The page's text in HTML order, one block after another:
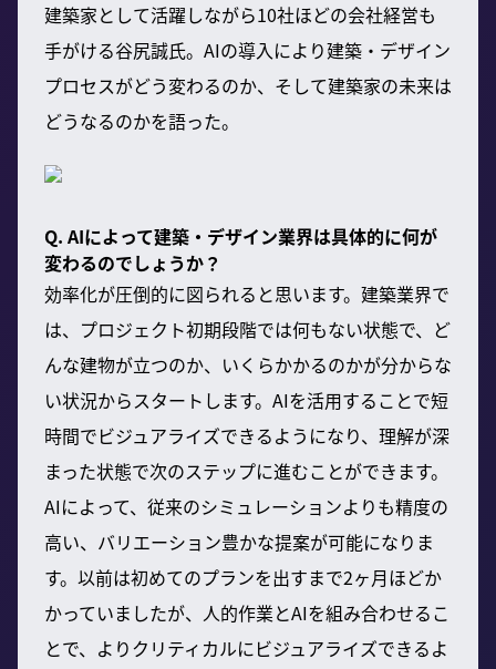
建築家として活躍しながら10社ほどの会社経営も
手がける谷尻誠氏。AIの導入により建築・デザイン
プロセスがどう変わるのか、そして建築家の未来は
どうなるのかを語った。
Q. AIによって建築・デザイン業界は具体的に何が
変わるのでしょうか？
効率化が圧倒的に図られると思います。建築業界で
は、プロジェクト初期段階では何もない状態で、ど
んな建物が立つのか、いくらかかるのかが分からな
い状況からスタートします。AIを活用することで短
時間でビジュアライズできるようになり、理解が深
まった状態で次のステップに進むことができます。
AIによって、従来のシミュレーションよりも精度の
高い、バリエーション豊かな提案が可能になりま
す。以前は初めてのプランを出すまで2ヶ月ほどか
かっていましたが、人的作業とAIを組み合わせるこ
とで、よりクリティカルにビジュアライズできるよ